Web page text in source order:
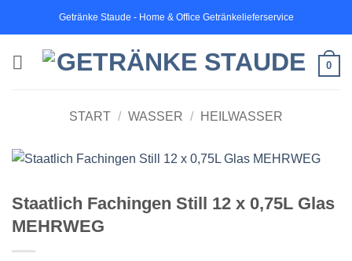
springen
Getränke Staude - Home & Office Getränkelieferservice
0
START / WASSER / HEILWASSER
Staatlich Fachingen Still 12 x 0,75L Glas
MEHRWEG